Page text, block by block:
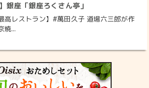
銀座「銀座ろくさん亭」
高レストラン】#萬田久子 道場六三郎が作
焼...